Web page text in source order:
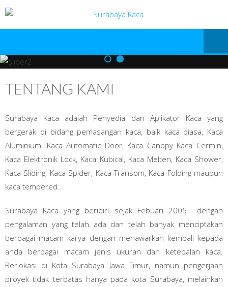
TENTANG KAMI
Surabaya Kaca adalah Penyedia dan Aplikator Kaca yang
bergerak di bidang pemasangan kaca, baik kaca biasa, Kaca
Aluminium, Kaca Automatic Door, Kaca Canopy Kaca Cermin,
Kaca Elektronik Lock, Kaca Kubical, Kaca Melten, Kaca Shower,
Kaca Sliding, Kaca Spider, Kaca Transom, Kaca Folding maupun
kaca tempered.
Surabaya Kaca yang beridiri sejak Febuari 2005 dengan
pengalaman yang telah ada dan telah banyak menciptakan
berbagai macam karya dengan menawarkan kembali kepada
anda berbagai macam jenis ukuran dan ketebalan kaca.
Berlokasi di Kota Surabaya Jawa Timur, namun pengerjaan
proyek tidak terbatas hanya pada kota Surabaya, melainkan